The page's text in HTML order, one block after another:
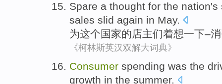
Spare a thought for the nation's
sales slid again in May.
为这个国家的店主们着想一下–
《柯林斯英汉双解大词典》
Consumer spending was the
growth in the summer.